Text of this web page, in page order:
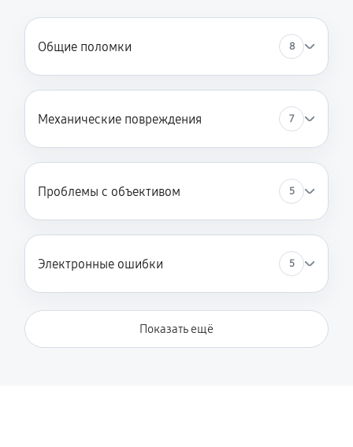
Общие поломки 8
Механические повреждения 7
Проблемы с объективом 5
Электронные ошибки 5
Показать ещё